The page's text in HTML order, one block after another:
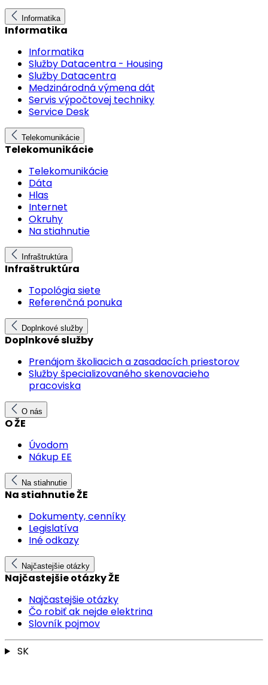
Informatika
Informatika
Informatika
Služby Datacentra - Housing
Služby Datacentra
Medzinárodná výmena dát
Servis výpočtovej techniky
Service Desk
Telekomunikácie
Telekomunikácie
Telekomunikácie
Dáta
Hlas
Internet
Okruhy
Na stiahnutie
Infraštruktúra
Infraštruktúra
Topológia siete
Referenčná ponuka
Doplnkové služby
Doplnkové služby
Prenájom školiacich a zasadacích priestorov
Služby špecializovaného skenovacieho
pracoviska
O nás
O ŽE
Úvodom
Nákup EE
Na stiahnutie
Na stiahnutie ŽE
Dokumenty, cenníky
Legislatíva
Iné odkazy
Najčastejšie otázky
Najčastejšie otázky ŽE
Najčastejšie otázky
Čo robiť ak nejde elektrina
Slovník pojmov
SK